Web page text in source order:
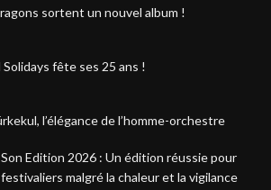
sortent un nouvel album !
fête ses 25 ans !
l’élégance de l’homme-orchestre
Edition 2026 : Un édition réussie pour
malgré la chaleur et la vigilance